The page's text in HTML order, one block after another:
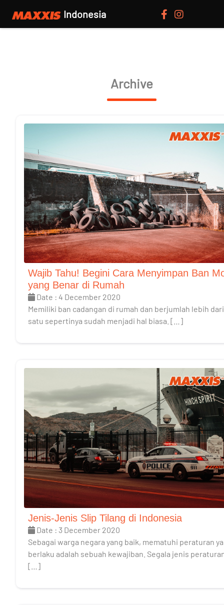
Indonesia
Archive
Wajib Tahu! Begini Cara Menyimpan Ban
yang Benar di Rumah
Date : 4 December 2020
Memiliki ban cadangan di rumah dan berjumlah lebih dari
satu sepertinya sudah menjadi hal biasa. […]
Jenis-Jenis Slip Tilang di Indonesia
Date : 3 December 2020
Sebagai warga negara yang baik, mematuhi peraturan
berlaku adalah sebuah kewajiban. Segala jenis
[…]